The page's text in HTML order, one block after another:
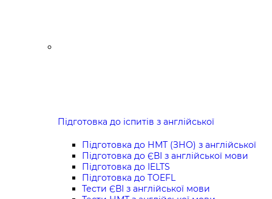
Підготовка до іспитів з англійської
Підготовка до НМТ (ЗНО) з англійської
Підготовка до ЄВІ з англійської мови
Підготовка до IELTS
Підготовка до TOEFL
Тести ЄВІ з англійської мови